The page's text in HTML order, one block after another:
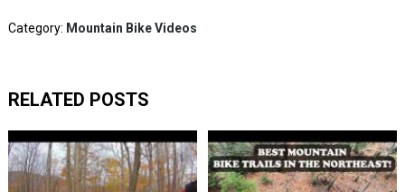
Category: Mountain Bike Videos
RELATED POSTS